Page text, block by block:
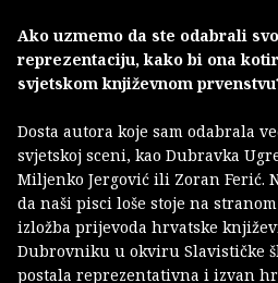
Ako uzmemo da ste odabrali
reprezentaciju, kako bi ona
svjetskom književnom
Dosta autora koje sam odabrala
svjetskoj sceni, kao Dubravka
Miljenko Jergović ili Zoran Ferić.
da naši pisci loše stoje na
izložba prijevoda hrvatske
Dubrovniku u okviru Slavističke
postala reprezentativna i izvan